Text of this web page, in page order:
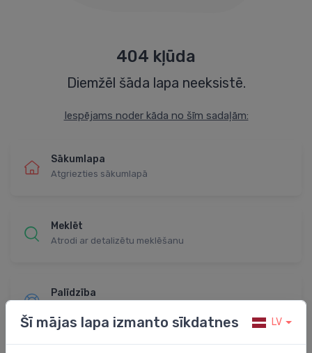
404 kļūda
Diemžēl šāda lapa neeksistē.
Iespējams noder kāda no šīm sadaļām:
Sākumlapa
Atgriezties sākumlapā
Meklēt
Atrodi ar detalizētu meklēšanu
Palīdzība
Šī mājas lapa izmanto sīkdatnes LV